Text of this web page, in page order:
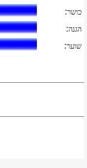
כושר:
הגנה:
שוער: